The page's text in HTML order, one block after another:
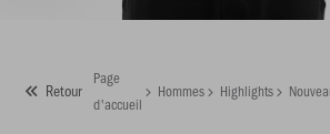
Retour
Page
d'accueil
Hommes Highlights